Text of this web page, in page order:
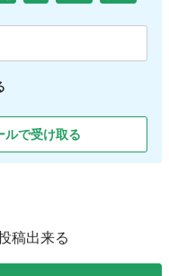
ルで受け取る
稿出来る